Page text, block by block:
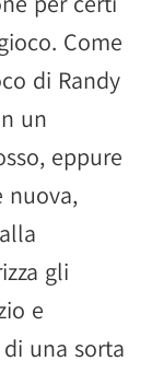
Come
di Randy
un
eppure
nuova,
gli
e
una sorta